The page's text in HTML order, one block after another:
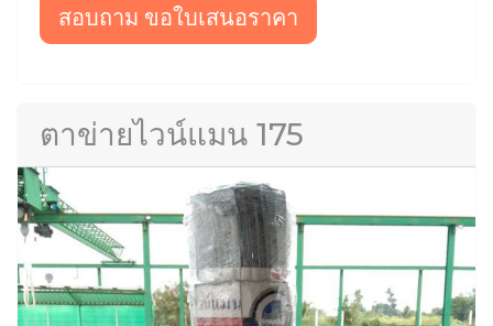
สอบถาม ขอใบเสนอราคา
ตาข่ายไวน์แมน 175